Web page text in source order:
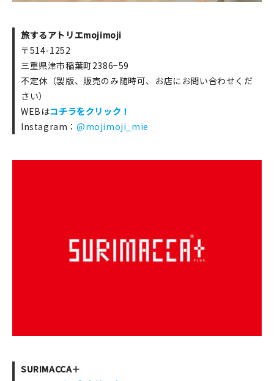
旅するアトリエmojimoji
〒514-1252
三重県津市稲葉町2386−59
不定休（製版、販売のみ随時可、お店にお問い合わせくだ
さい）
WEBはコチラをクリック！
Instagram： @mojimoji_mie
SURIMACCA＋